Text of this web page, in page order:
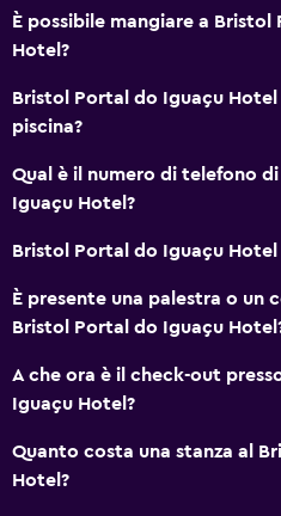
È possibile mangiare a
Hotel?
Bristol Portal do Iguaçu Hotel
piscina?
Qual è il numero di telefono
Iguaçu Hotel?
Bristol Portal do Iguaçu Hotel
È presente una palestra o un
Bristol Portal do Iguaçu
A che ora è il check-out
Iguaçu Hotel?
Quanto costa una stanza al
Hotel?